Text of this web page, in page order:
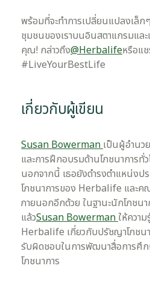
พร้อมที่จะทำการเปลี่ยนแปลงเล็ก
ชุมชนของเราบนอินสตาแกรมแล
คุณ! กล่าวถึง@Herbalifeหรือแ
#LiveYourBestLife
เกี่ยวกับผู้เขียน
Susan Bowermanเป็นผู้อำนว
และการฝึกอบรมด้านโภชนาการ
นอกจากนี้ เธอยังดำรงตำแหน่งป
โภชนาการของ Herbalife และค
ภายนอกอีกด้วย ในฐานะนักโภชน
แล้วSusan Bowermanให้ควา
Herbalife เกี่ยวกับปรัชญาโภชนา
รับผิดชอบในการพัฒนาสื่อการศึก
โภชนาการ